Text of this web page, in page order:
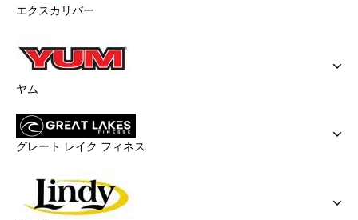
エクスカリバー
ヤム
グレート レイク フィネス